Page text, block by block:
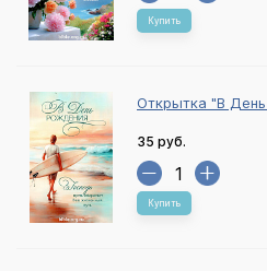
Купить
Открытка "В
35 руб.
Купить